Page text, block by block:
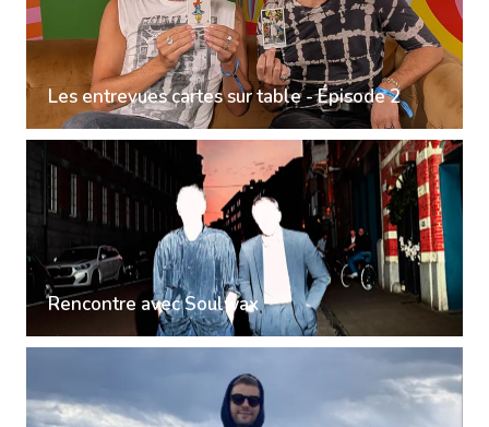
Les entrevues cartes sur table - Épisode 2
Rencontre avec Soulwax